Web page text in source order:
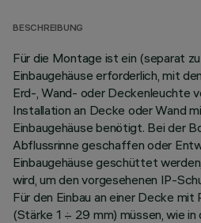
BESCHREIBUNG
Für die Montage ist ein (separat
Einbaugehäuse erforderlich, mit
Erd-, Wand- oder Deckenleuchte
Installation an Decke oder Wand
Einbaugehäuse benötigt. Bei der
Abflussrinne geschaffen oder
Einbaugehäuse geschüttet
wird, um den vorgesehenen IP-
Für den Einbau an einer Decke
(Stärke 1 ÷ 29 mm) müssen, wie